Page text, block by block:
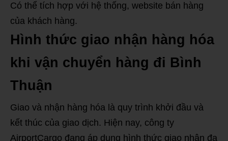
Có thể tích hợp với hệ thống, website bán hàng
của khách hàng.
Hình thức giao nhận hàng hóa
khi vận chuyển hàng đi Bình
Thuận
Giao và nhận hàng hóa là quy trình khởi đầu và
kết thúc của giao dịch. Hiện nay, công ty
AirportCargo đang áp dụng hình thức giao nhận đa